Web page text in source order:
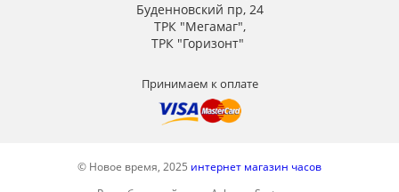
Буденновский пр, 24
ТРК "Мегамаг",
ТРК "Горизонт"
Принимаем к оплате
© Новое время, 2025 интернет магазин часов